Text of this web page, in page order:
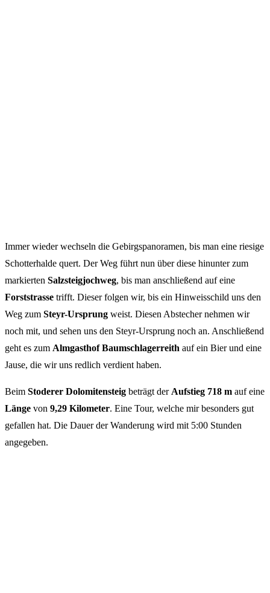
Immer wieder wechseln die Gebirgspanoramen, bis man eine riesige
Schotterhalde quert. Der Weg führt nun über diese hinunter zum
markierten Salzsteigjochweg, bis man anschließend auf eine
Forststrasse trifft. Dieser folgen wir, bis ein Hinweisschild uns den
Weg zum Steyr-Ursprung weist. Diesen Abstecher nehmen wir
noch mit, und sehen uns den Steyr-Ursprung noch an. Anschließend
geht es zum Almgasthof Baumschlagerreith auf ein Bier und eine
Jause, die wir uns redlich verdient haben.
Beim Stoderer Dolomitensteig beträgt der Aufstieg 718 m auf eine
Länge von 9,29 Kilometer. Eine Tour, welche mir besonders gut
gefallen hat. Die Dauer der Wanderung wird mit 5:00 Stunden
angegeben.